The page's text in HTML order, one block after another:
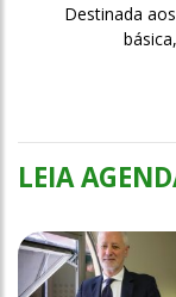
Destinada
LEIA